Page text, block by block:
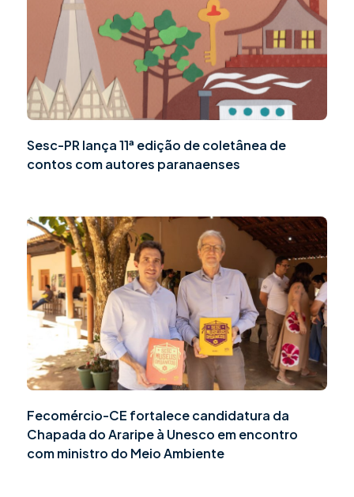
Sesc-PR lança 11ª edição de coletânea de
contos com autores paranaenses
Fecomércio-CE fortalece candidatura da
Chapada do Araripe à Unesco em encontro
com ministro do Meio Ambiente